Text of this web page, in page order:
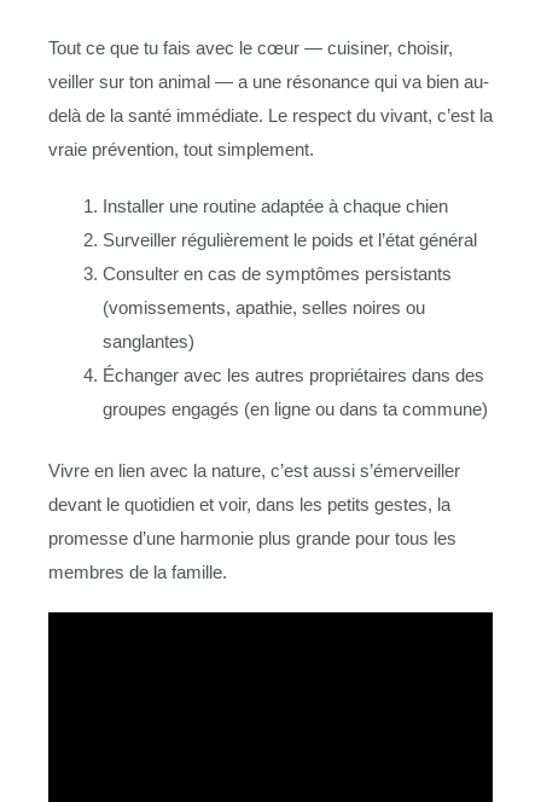
Tout ce que tu fais avec le cœur — cuisiner, choisir,
veiller sur ton animal — a une résonance qui va bien au-
delà de la santé immédiate. Le respect du vivant, c’est la
vraie prévention, tout simplement.
Installer une routine adaptée à chaque chien
Surveiller régulièrement le poids et l’état général
Consulter en cas de symptômes persistants
(vomissements, apathie, selles noires ou
sanglantes)
Échanger avec les autres propriétaires dans des
groupes engagés (en ligne ou dans ta commune)
Vivre en lien avec la nature, c’est aussi s’émerveiller
devant le quotidien et voir, dans les petits gestes, la
promesse d’une harmonie plus grande pour tous les
membres de la famille.